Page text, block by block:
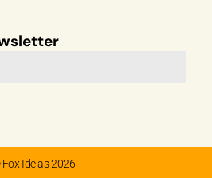
Ideias 2026